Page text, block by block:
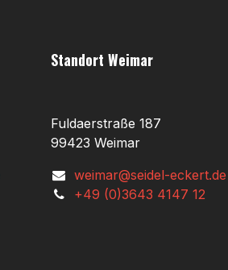
Standort Weimar
Fuldaerstraße 187
99423 Weimar
weimar@seidel-eckert.de
+49 (0)3643 4147 12